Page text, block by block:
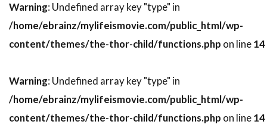
デニス・リチャーズ
デニーズ・ディ・ノーヴィ
デニーズ・フェイ
デビッド・セルバーグ
デビッド・ドワイヤー
デビ・デリーベリー
デブラ・ヘイワード
デボラ・ホッパー
Warning: Undefined array key "type" in
/home/ebrainz/mylifeismovie.com/public_html/wp-
content/themes/the-thor-child/functions.php on line14
Warning: Undefined array key "type" in
/home/ebrainz/mylifeismovie.com/public_html/wp-
content/themes/the-thor-child/functions.php on line14